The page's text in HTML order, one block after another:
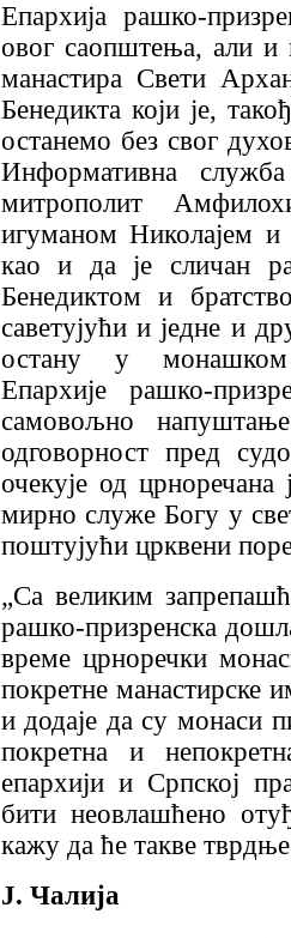
Епархија рашко-
овог саопштења, али и
манастира Свети
Бенедикта који је,
останемо без свог
Информативна
митрополит
игуманом Николајем
као и да је сличан
Бенедиктом и
саветујући и једне и
остану у монашком
Епархије рашко-
самовољно
одговорност пред
очекује од црноречана
мирно служе Богу у
поштујући црквени
„Са великим
рашко-призренска
време црноречки
покретне манастирске
и додаје да су монаси
покретна и
епархији и Српској
бити неовлашћено
кажу да ће такве
Ј. Чалија